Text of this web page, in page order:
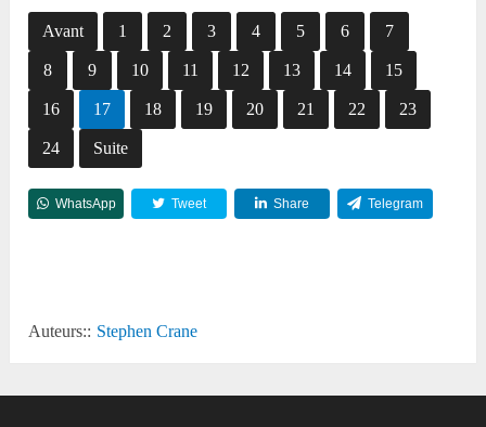
Avant 1 2 3 4 5 6 7
8 9 10 11 12 13 14 15
16 17 18 19 20 21 22 23
24 Suite
WhatsApp Tweet Share Telegram
Auteurs:: Stephen Crane